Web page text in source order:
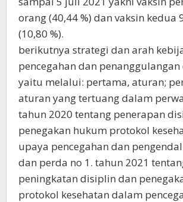
orang (40,44 %) dan vaksin kedua
(10,80 %).
berikutnya strategi dan arah
pencegahan dan penanggulangan
yaitu melalui: pertama, aturan;
aturan yang tertuang dalam
tahun 2020 tentang penerapan
penegakan hukum protokol
upaya pencegahan dan
dan perda no 1. tahun 2021
peningkatan disiplin dan
protokol kesehatan dalam